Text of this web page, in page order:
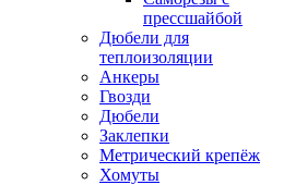
прессшайбой
Дюбели для
теплоизоляции
Анкеры
Гвозди
Дюбели
Заклепки
Метрический крепёж
Хомуты